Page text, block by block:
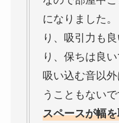
になりました
り、吸引力も
り、保ちは良
吸い込む音以
うこともない
スペースが幅